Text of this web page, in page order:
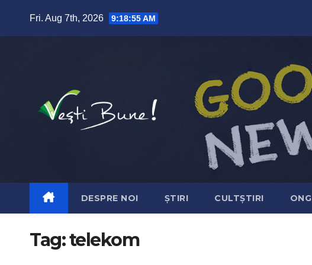
Fri. Aug 7th, 2026
9:18:56 AM
DESPRE NOI ȘTIRI CULTȘTIRI ONG
Tag:telekom